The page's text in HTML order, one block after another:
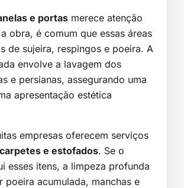
e portas merece atenção
obra, é comum que essas áreas
de sujeira, respingos e poeira. A
envolve a lavagem dos
e persianas, assegurando uma
apresentação estética
empresas oferecem serviços
e estofados. Se o
esses itens, a limpeza profunda
poeira acumulada, manchas e